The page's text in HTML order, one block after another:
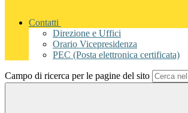
Contatti
Direzione e Uffici
Orario Vicepresidenza
PEC (Posta elettronica certificata)
Campo di ricerca per le pagine del sito